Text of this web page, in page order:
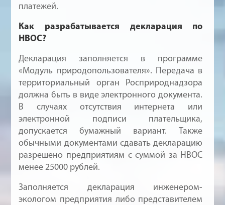
платежей.
Как разрабатывается декларация по
НВОС?
Декларация заполняется в программе
«Модуль природопользователя». Передача в
территориальный орган Росприроднадзора
должна быть в виде электронного документа.
В случаях отсутствия интернета или
электронной подписи плательщика,
допускается бумажный вариант. Также
обычными документами сдавать декларацию
разрешено предприятиям с суммой за НВОС
менее 25000 рублей.
Заполняется декларация инженером-
экологом предприятия либо представителем